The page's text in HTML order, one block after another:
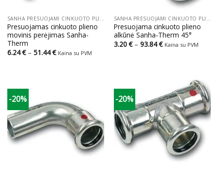
Presuojamas cinkuoto plieno
movinis perėjimas Sanha-
Therm
6.24€ – 51.44€Price
range:
Kaina su PVM
Presuojama cinkuoto plieno
alkūnė Sanha-Therm 45°
3.20€ – 93.84€Price
range:
Kaina su PVM
-20% -20%